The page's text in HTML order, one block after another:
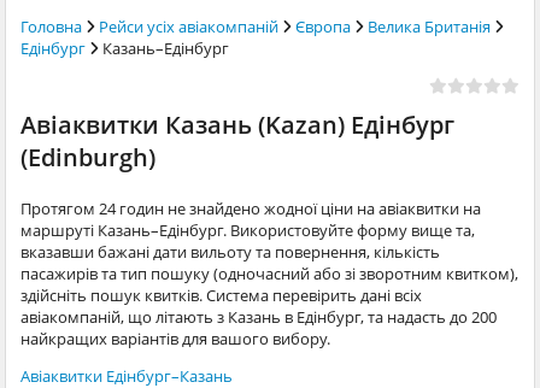
Головна Рейси усіх авіакомпаній Європа
Велика Британія
Едінбург
Казань–Едінбург
Авіаквитки Казань (Kazan) Едінбург
(Edinburgh)
Протягом 24 годин не знайдено жодної ціни на авіаквитки на
маршруті Казань–Едінбург. Використовуйте форму вище та,
вказавши бажані дати вильоту та повернення, кількість
пасажирів та тип пошуку (одночасний або зі зворотним квитком),
здійсніть пошук квитків. Система перевірить дані всіх
авіакомпаній, що літають з Казань в Едінбург, та надасть до 200
найкращих варіантів для вашого вибору.
Авіаквитки Едінбург–Казань